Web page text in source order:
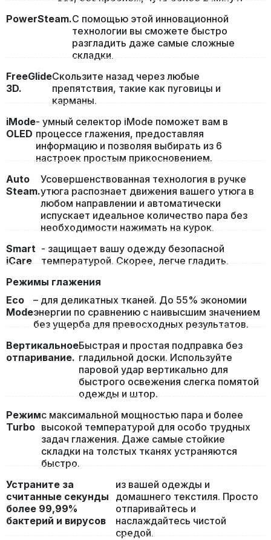
PowerSteam.С помощью этой инновационной
технологии вы сможете быстро
разгладить даже самые сложные
складки.
FreeGlide
3D.
Скользите назад через любые
препятствия, такие как пуговицы и
карманы.
iMode
OLED
- умный селектор iMode поможет вам в
процессе глажения, предоставляя
информацию и позволяя выбирать из 6
настроек простым прикосновением.
Auto
Steam.
Усовершенствованная технология в ручке
утюга распознает движения вашего утюга в
любом направлении и автоматически
испускает идеальное количество пара без
необходимости нажимать на курок.
Smart
iCare
- защищает вашу одежду безопасной
температурой. Скорее, легче гладить.
Режимы глажения
Eco
Mode
– для деликатных тканей. До 55% экономии
энергии по сравнению с наивысшим значением
без ущерба для превосходных результатов.
Вертикальное
отпаривание.
Быстрая и простая подправка без
гладильной доски. Используйте
паровой удар вертикально для
быстрого освежения слегка помятой
одежды и штор.
Режим
Turbo
с максимальной мощностью пара и более
высокой температурой для особо трудных
задач глажения. Даже самые стойкие
складки на толстых тканях устраняются
быстро.
Устраните за
считанные секунды
более 99,99%
бактерий и вирусов
из вашей одежды и
домашнего текстиля. Просто
отпаривайтесь и
наслаждайтесь чистой
средой.